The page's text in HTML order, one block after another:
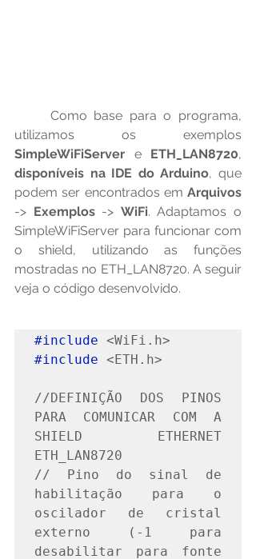
SimpleWiFiServer e ETH_LAN8720
disponíveis na IDE do Arduino, que
podem ser encontrados em
-> Exemplos -> WiFi. Adaptamos o
SimpleWiFiServer para funcionar com
o shield, utilizando as funções
mostradas no ETH_LAN8720. A seguir
veja o código desenvolvido.
#include
#include <ETH.h>
//DEFINIÇÃO DOS PINOS
PARA COMUNICAR COM A
SHIELD ETHERNET
ETH_LAN8720
// Pino do sinal de
habilitação para o
oscilador de cristal
externo (-1 para
desabilitar para fonte